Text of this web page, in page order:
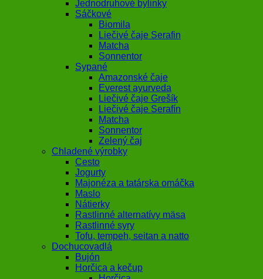
Jednodruhové bylinky
Sáčkové
Biomila
Liečivé čaje Serafin
Matcha
Sonnentor
Sypané
Amazonské čaje
Everest ayurveda
Liečivé čaje Grešík
Liečivé čaje Serafín
Matcha
Sonnentor
Zelený čaj
Chladené výrobky
Cesto
Jogurty
Majonéza a tatárska omáčka
Maslo
Nátierky
Rastlinné alternatívy mäsa
Rastlinné syry
Tofu, tempeh, seitan a natto
Dochucovadlá
Bujón
Horčica a kečup